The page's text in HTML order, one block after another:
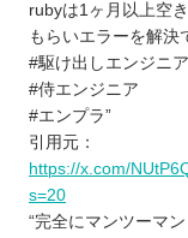
rubyは1ヶ月以上空
もらいエラーを解決
#駆け出しエンジニ
#侍エンジニア
#エンプラ”
引用元：
https://x.com/
s=20
“完全にマンツーマ